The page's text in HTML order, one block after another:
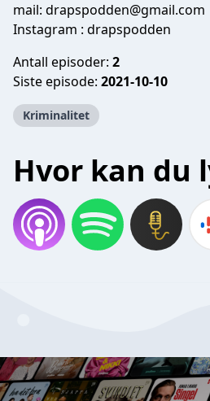
mail: drapspodden@gmail.com
Instagram : drapspodden
Antall episoder: 2
Siste episode: 2021-10-10
Kriminalitet
Hvor kan du